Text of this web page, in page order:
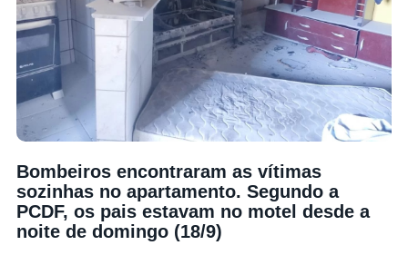
Bombeiros encontraram as vítimas
sozinhas no apartamento. Segundo a
PCDF, os pais estavam no motel desde a
noite de domingo (18/9)